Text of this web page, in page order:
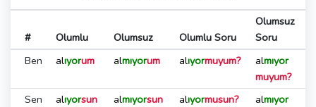
# Olumlu Olumsuz Olumlu Soru
Olumsuz
Soru
Ben
alıyorum almıyorum alıyormuyum? almıyor
muyum?
Sen
alıyorsun almıyorsun alıyormusun? almıyor